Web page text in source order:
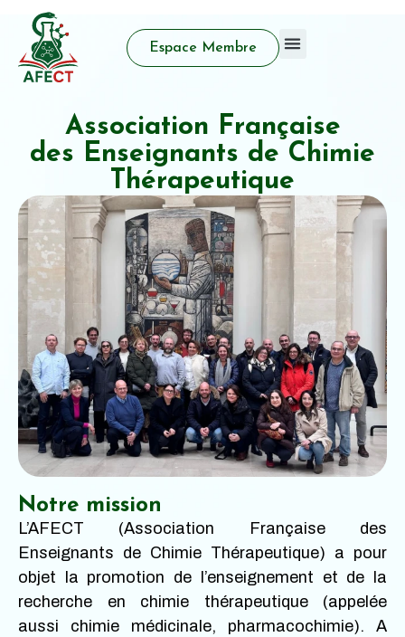
Espace Membre
Association Française
des Enseignants de Chimie
Thérapeutique
Notre mission
L’AFECT (Association Française des
Enseignants de Chimie Thérapeutique) a pour
objet la promotion de l’enseignement et de la
recherche en chimie thérapeutique (appelée
aussi chimie médicinale, pharmacochimie). A